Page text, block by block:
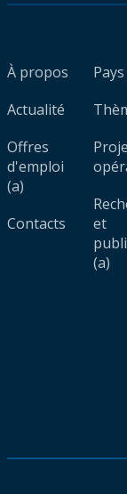
À propos
Actualité
Offres
d'emploi
(a)
Contacts
Pays
et
(a)